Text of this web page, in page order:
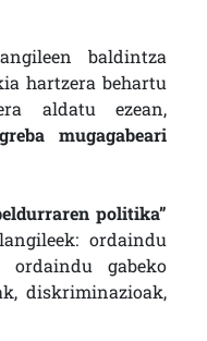
baldintza
hartzera behartu
aldatu ezean,
greba mugagabeari
politika”
ordaindu
ordaindu gabeko
diskriminazioak,